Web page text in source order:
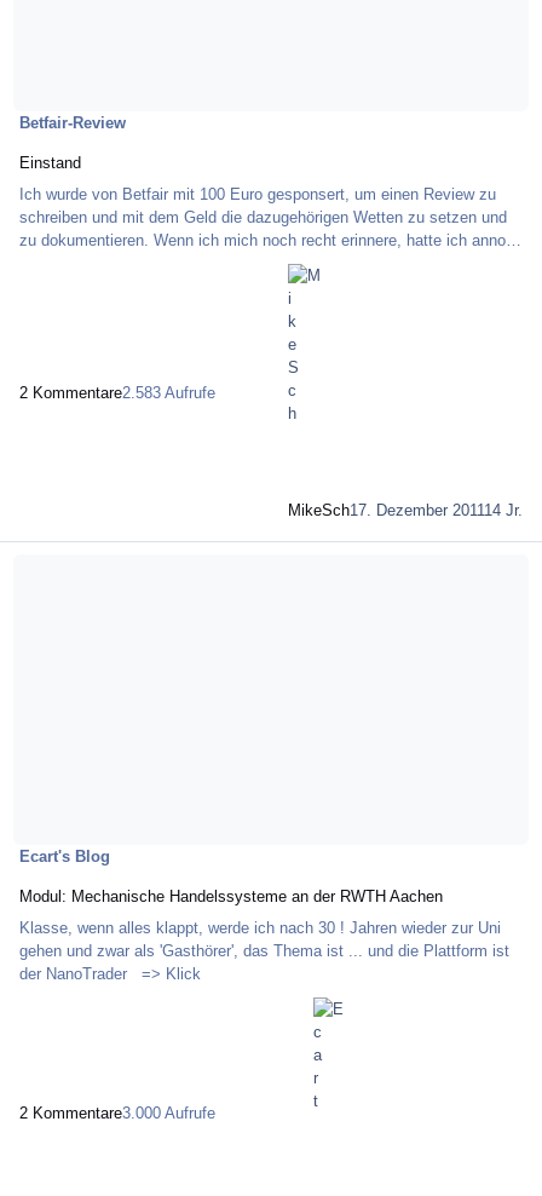
Betfair-Review
Einstand
Ich wurde von Betfair mit 100 Euro gesponsert, um einen Review zu
schreiben und mit dem Geld die dazugehörigen Wetten zu setzen und
zu dokumentieren. Wenn ich mich noch recht erinnere, hatte ich anno
2006 begonnen bei Betfair zu wetten. Das waren die Zeiten in denen
von den deutschen "staatlichen" Anbietern massiv gegen andere
gewerbliche Wettanbieter vorgegangen wurde. Die staatlichen
Wettanbieter sahen ihre Felle weg schwimmen, die sie mit ihrer
bisherigen Monopolstellung besaßen. Vor allem
2 Kommentare2.583 Aufrufe
MikeSch17. Dezember 2011 14 Jr.
Ecart's Blog
Modul: Mechanische Handelssysteme an der RWTH Aachen
Klasse, wenn alles klappt, werde ich nach 30 ! Jahren wieder zur Uni
gehen und zwar als 'Gasthörer', das Thema ist ... und die Plattform ist
der NanoTrader => Klick
2 Kommentare3.000 Aufrufe